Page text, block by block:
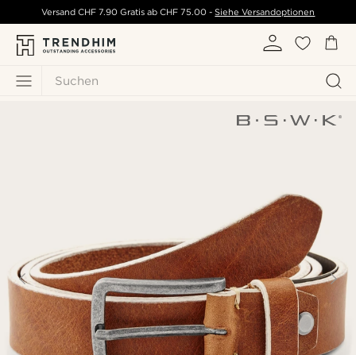
Suchen
Versand CHF 7.90 Gratis ab CHF 75.00 - Siehe Versandoptionen